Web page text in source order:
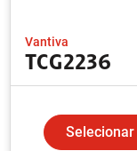
Vantiva
TCG2236
Selecionar